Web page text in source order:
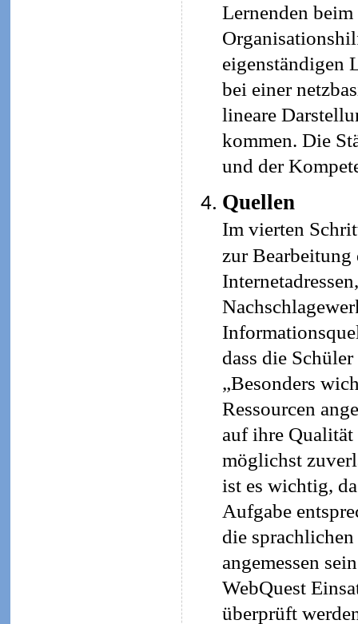
Lernenden
eigenständigen
bei einer
lineare
kommen. Die
und der
Quellen
Im vierten
zur Bearbeitung
dass die
„Besonders
Ressourcen
auf ihre
möglichst
ist es wichtig,
Aufgabe
die
angemessen
WebQuest
überprüft